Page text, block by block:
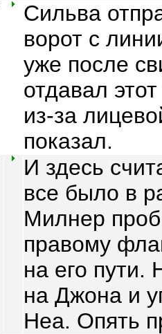
Сильва
ворот с
уже после
отдавал
из-за
показал.
И здесь
все было в
Милнер
правому
на его пути.
на Джона и
Неа. Опять